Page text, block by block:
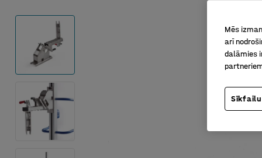
Mēs
arī
dalāmies